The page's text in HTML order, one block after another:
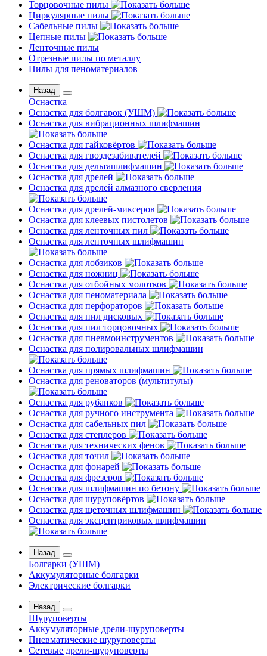
Торцовочные пилы
Циркулярные пилы
Сабельные пилы
Цепные пилы
Ленточные пилы
Отрезные пилы по металлу
Пилы для пеноматериалов
Назад
Оснастка
Оснастка для болгарок (УШМ)
Оснастка для вибрационных шлифмашин
Оснастка для гайковёртов
Оснастка для гвоздезабивателей
Оснастка для дельташлифмашин
Оснастка для дрелей
Оснастка для дрелей алмазного сверления
Оснастка для дрелей-миксеров
Оснастка для клеевых пистолетов
Оснастка для ленточных пил
Оснастка для ленточных шлифмашин
Оснастка для лобзиков
Оснастка для ножниц
Оснастка для отбойных молотков
Оснастка для пеноматериала
Оснастка для перфораторов
Оснастка для пил дисковых
Оснастка для пил торцовочных
Оснастка для пневмоинструментов
Оснастка для полировальных шлифмашин
Оснастка для прямых шлифмашин
Оснастка для реноваторов (мультитулы)
Оснастка для рубанков
Оснастка для ручного инструмента
Оснастка для сабельных пил
Оснастка для степлеров
Оснастка для технических фенов
Оснастка для точил
Оснастка для фонарей
Оснастка для фрезеров
Оснастка для шлифмашин по бетону
Оснастка для шуруповёртов
Оснастка для щеточных шлифмашин
Оснастка для эксцентриковых шлифмашин
Назад
Болгарки (УШМ)
Аккумуляторные болгарки
Электрические болгарки
Назад
Шуруповерты
Аккумуляторные дрели-шуруповерты
Пневматические шуруповерты
Сетевые дрели-шуруповерты